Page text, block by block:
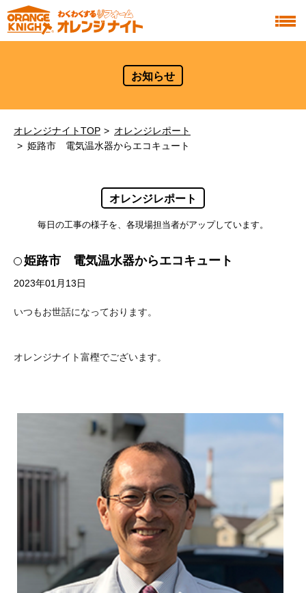
お知らせ
オレンジナイトTOP
オレンジレポート
姫路市 電気温水器からエコキュート
オレンジレポート
毎日の工事の様子を、各現場担当者がアップしています。
姫路市 電気温水器からエコキュート
2023年01月13日
いつもお世話になっております。
オレンジナイト富樫でございます。